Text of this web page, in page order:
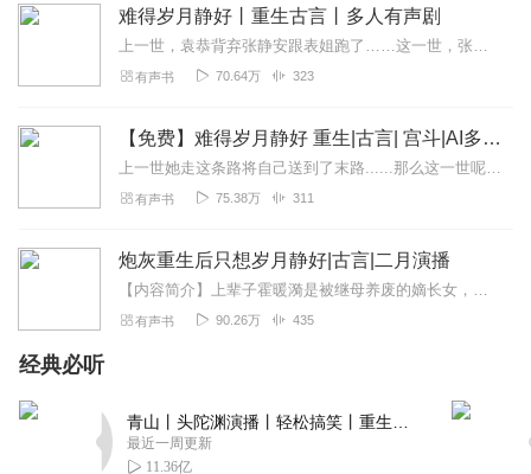
人生；别再为一些无谓的事操心，静下心来，养好自己的身体，比
五十岁的你，随性自然，保持一颗平常心，不刻意，不强求。
六十岁，不争不辩，笑对生活。
很多时候，不争不是糊涂，而是难得的通透和豁达。
君子和而不同，理念不同，何须争辩强融。
人到六十岁，还有什么可争的呢?
不争，才是真正的无忧无虑，无烦恼。
不争，是一种格局。
在与世无争的日子里，享受属于自己的岁月静好。
七十岁的你，要懂得保持积极乐观的心态，善待自己。
慢慢往前走，按自己的心思安排生活。
想笑时放肆大笑，想哭时痛哭流涕，哭完笑完，随心而活。
难得岁月静好丨重生古言丨多人有声剧
上一世，袁恭背弃张静安跟表姐跑了……这一世，张静安不仅得收拾他刁蛮的妈，伪善的嫂子，自私的父兄，把他的心拴在自己身上！还得救他的小命，顺便把王朝颠覆的命运也反转...
有声书 70.64万 323
【免费】难得岁月静好 重生|古言| 宫斗|AI多播
上一世她走这条路将自己送到了末路......那么这一世呢？本专辑为免费畅听，订阅/评论/播放/分享是您对主播的最大动力哦！收听福利1、订阅本专辑+5星好评，播...
有声书 75.38万 311
炮灰重生后只想岁月静好|古言|二月演播
【内容简介】上辈子霍暖漪是被继母养废的嫡长女，专业作死，给父兄带来数不尽的麻烦，终于在十七岁时成功作死了自己！重来一世，霍暖漪百般隐忍钻研医术，只想平淡安稳的过...
有声书 90.26万 435
经典必听
最近一周更新
11.36亿